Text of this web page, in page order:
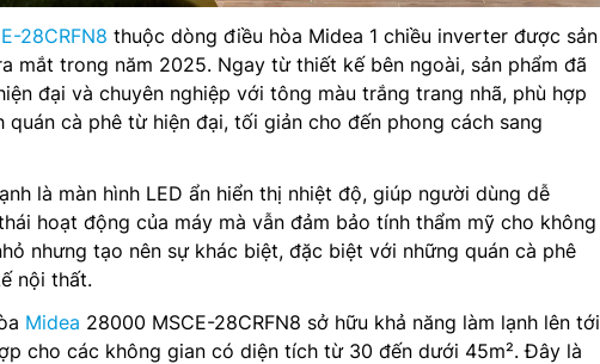
28CRFN8 thuộc dòng điều hòa Midea 1 chiều inverter được sản
mắt trong năm 2025. Ngay từ thiết kế bên ngoài, sản phẩm đã
đại và chuyên nghiệp với tông màu trắng trang nhã, phù hợp
quán cà phê từ hiện đại, tối giản cho đến phong cách sang
là màn hình LED ẩn hiển thị nhiệt độ, giúp người dùng dễ
hoạt động của máy mà vẫn đảm bảo tính thẩm mỹ cho không
nhưng tạo nên sự khác biệt, đặc biệt với những quán cà phê
nội thất.
Midea 28000 MSCE-28CRFN8 sở hữu khả năng làm lạnh lên tới
cho các không gian có diện tích từ 30 đến dưới 45m². Đây là